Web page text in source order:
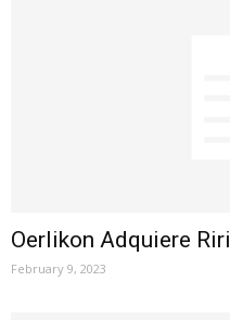
Oerlikon Adquiere Riri
February 9, 2023